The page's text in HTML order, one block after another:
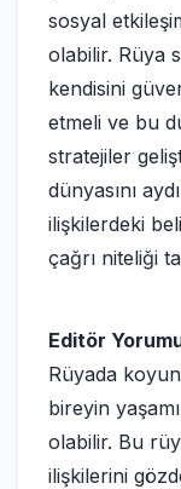
sosyal
olabilir. Rüya
kendisini
etmeli ve bu
stratejiler
dünyasını
ilişkilerdeki
çağrı niteliği
Editör
Rüyada
bireyin
olabilir. Bu
ilişkilerini